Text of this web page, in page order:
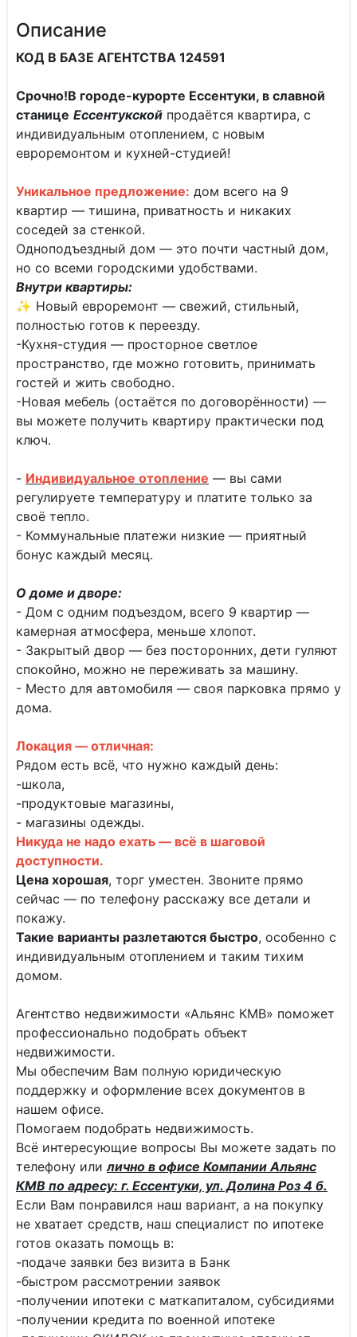
Описание
КОД В БАЗЕ АГЕНТСТВА 124591
Срочно!В городе-курорте Ессентуки, в славной
станице Ессентукской продаётся квартира, с
индивидуальным отоплением, с новым
евроремонтом и кухней-студией!
Уникальное предложение: дом всего на 9
квартир — тишина, приватность и никаких
соседей за стенкой.
Одноподъездный дом — это почти частный дом,
но со всеми городскими удобствами.
Внутри квартиры:
✨ Новый евроремонт — свежий, стильный,
полностью готов к переезду.
-Кухня-студия — просторное светлое
пространство, где можно готовить, принимать
гостей и жить свободно.
-Новая мебель (остаётся по договорённости) —
вы можете получить квартиру практически под
ключ.
- Индивидуальное отопление — вы сами
регулируете температуру и платите только за
своё тепло.
- Коммунальные платежи низкие — приятный
бонус каждый месяц.
О доме и дворе:
- Дом с одним подъездом, всего 9 квартир —
камерная атмосфера, меньше хлопот.
- Закрытый двор — без посторонних, дети гуляют
спокойно, можно не переживать за машину.
- Место для автомобиля — своя парковка прямо у
дома.
Локация — отличная:
Рядом есть всё, что нужно каждый день:
-школа,
-продуктовые магазины,
- магазины одежды.
Никуда не надо ехать — всё в шаговой
доступности.
Цена хорошая, торг уместен. Звоните прямо
сейчас — по телефону расскажу все детали и
покажу.
Такие варианты разлетаются быстро, особенно с
индивидуальным отоплением и таким тихим
домом.
Агентство недвижимости «Альянс КМВ» поможет
профессионально подобрать объект
недвижимости.
Мы обеспечим Вам полную юридическую
поддержку и оформление всех документов в
нашем офисе.
Помогаем подобрать недвижимость.
Всё интересующие вопросы Вы можете задать по
телефону илилично в офисе Компании Альянс
КМВ по адресу: г. Ессентуки, ул. Долина Роз 4 б.
Если Вам понравился наш вариант, а на покупку
не хватает средств, наш специалист по ипотеке
готов оказать помощь в:
-подаче заявки без визита в Банк
-быстром рассмотрении заявок
-получении ипотеки с маткапиталом, субсидиями
-получении кредита по военной ипотеке